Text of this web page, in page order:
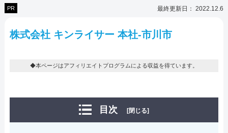
PR 最終更新日： 2022.12.6
株式会社 キンライサー 本社-市川市
◆本ページはアフィリエイトプログラムによる収益を得ています。
目次 [閉じる]